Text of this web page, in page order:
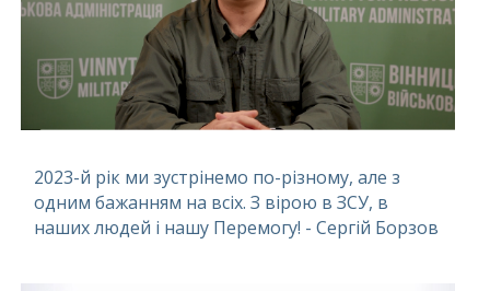
2023-й рік ми зустрінемо по-різному, але з
одним бажанням на всіх. З вірою в ЗСУ, в
наших людей і нашу Перемогу! - Сергій Борзов